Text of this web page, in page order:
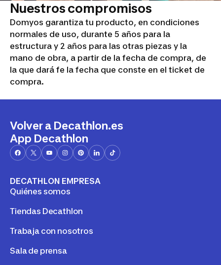
Nuestros compromisos
Domyos garantiza tu producto, en condiciones
normales de uso, durante 5 años para la
estructura y 2 años para las otras piezas y la
mano de obra, a partir de la fecha de compra, de
la que dará fe la fecha que conste en el ticket de
compra.
Volver a Decathlon.es
App Decathlon
DECATHLON EMPRESA
Quiénes somos
Tiendas Decathlon
Trabaja con nosotros
Sala de prensa